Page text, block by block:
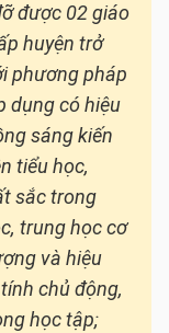
được 02 giáo
huyện trở
phương pháp
dụng có hiệu
sáng kiến
tiểu học,
sắc trong
trung học cơ
và hiệu
chủ động,
học tập;